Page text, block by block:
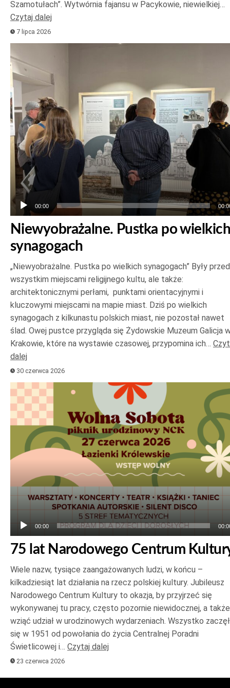
Szamotułach”. Wytwórnia fajansu w Pacykowie, niewielkiej…
Czytaj dalej
7 lipca 2026
plików
dźwiękowych
00:00
Niewyobrażalne. Pustka po wielkich
synagogach
„Niewyobrażalne. Pustka po wielkich synagogach” Były
wszystkim miejscami religijnego kultu, ale także:
architektonicznymi perłami, punktami orientacyjnymi i
kluczowymi miejscami na mapie miast. Dziś po wielkich
synagogach z kilkunastu polskich miast, nie pozostał nawet
ślad. Owej pustce przygląda się Żydowskie Muzeum Galicja
Krakowie, które na wystawie czasowej, przypomina ich…
dalej
30 czerwca 2026
Odtwarzacz
plików
dźwiękowych
00:00
75 lat Narodowego Centrum
Wiele nazw, tysiące zaangażowanych ludzi, w końcu –
kilkadziesiąt lat działania na rzecz polskiej kultury. Jubileusz
Narodowego Centrum Kultury to okazja, by przyjrzeć się
wykonywanej tu pracy, często pozornie niewidocznej, a także
wziąć udział w urodzinowych wydarzeniach. Wszystko
się w 1951 od powołania do życia Centralnej Poradni
Świetlicowej i… Czytaj dalej
23 czerwca 2026